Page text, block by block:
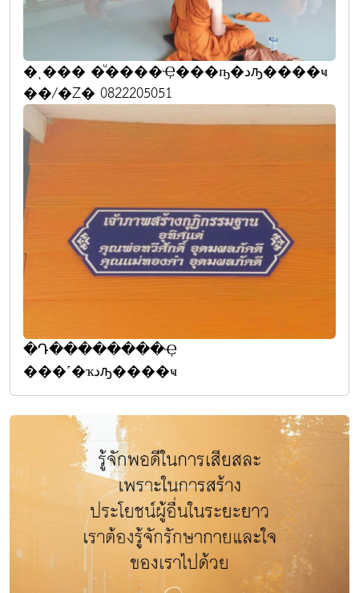
�ͺ��� �ͧ����Ҿ���ҧ�دԡ����ҹ
��/�Ź� 0822205051
�Դ��������Ҿ
���˹�ҡدԡ����ҹ